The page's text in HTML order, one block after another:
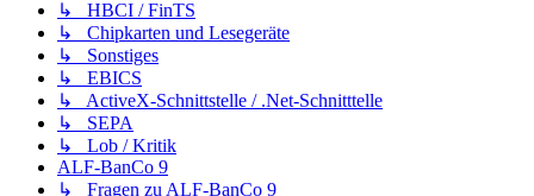
↳ HBCI / FinTS
↳ Chipkarten und Lesegeräte
↳ Sonstiges
↳ EBICS
↳ ActiveX-Schnittstelle / .Net-Schnitttelle
↳ SEPA
↳ Lob / Kritik
ALF-BanCo 9
↳ Fragen zu ALF-BanCo 9